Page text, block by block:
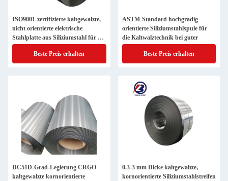
ISO9001-zertifizierte kaltgewalzte,
nicht orientierte elektrische
Stahlplatte aus Siliziumstahl für die
Stahlindustrie
Beste Preis erhalten
ASTM-Standard hochgradig
orientierte Siliziumstahlspule für
die Kaltwalztechnik bei guter
Beste Preis erhalten
DC51D-Grad-Legierung CRGO
kaltgewalzte kornorientierte
0.3-3 mm Dicke kaltgewalzte,
kornorientierte Siliziumstahlstreifen